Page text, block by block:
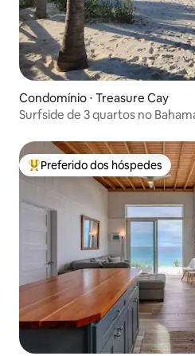
Condomínio ⋅ Treasure Cay
Surfside de 3 quartos no
Entre os melhores preferidos
Preferido dos hóspedes